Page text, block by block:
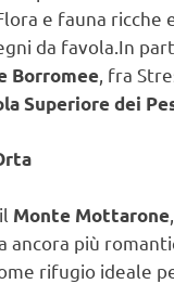
e fauna ricche
da favola.In
Borromee , fra
Superiore dei
Monte Mottarone
ancora più
rifugio ideale